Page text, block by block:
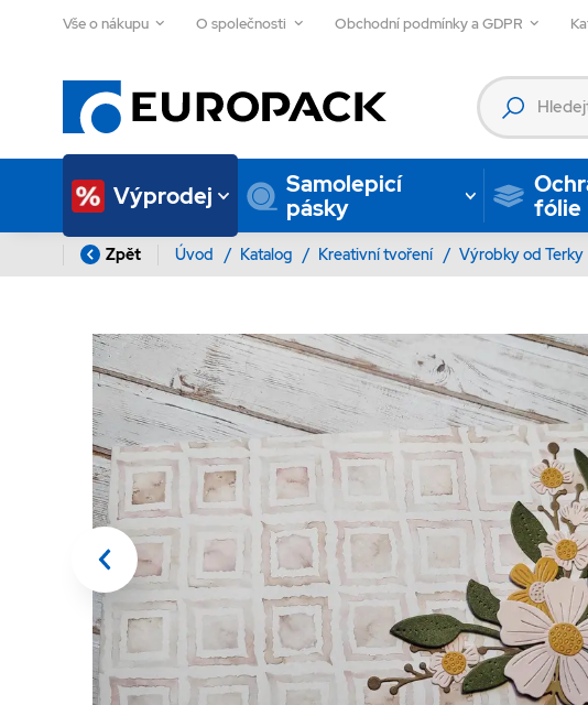
Vše o nákupu O společnosti Obchodní podmínky a GDPR
Výprodej
Samolepicí
pásky
fólie
Zpět Úvod / Katalog / Kreativní tvoření / Výrobky od Terky